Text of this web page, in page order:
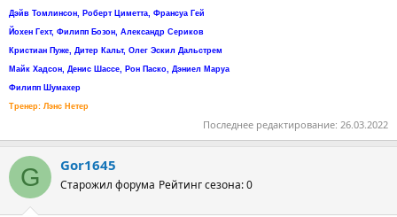
Дэйв Томлинсон, Роберт Циметта, Франсуа Гей
Йохен Гехт, Филипп Бозон, Александр Сериков
Кристиан Пуже, Дитер Кальт, Олег Эскил Дальстрем
Майк Хадсон, Денис Шассе, Рон Паско, Дэниел Маруа
Филипп Шумахер
Тренер: Лэнс Нетер
Последнее редактирование: 26.03.2022
G Gor1645
Старожил форума Рейтинг сезона: 0